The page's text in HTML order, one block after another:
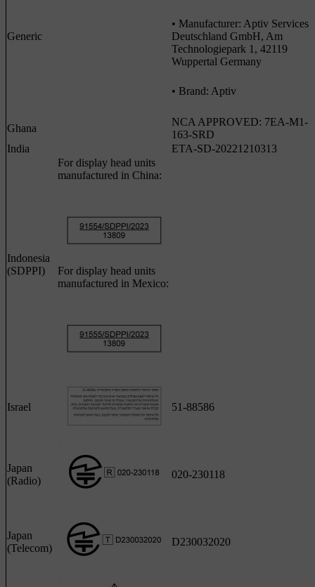
Generic
• Manufacturer: Aptiv Services
Deutschland GmbH, Am
Technologiepark 1, 42119
Wuppertal Germany
• Brand: Aptiv
Ghana
NCA APPROVED: 7EA-M1-
163-SRD
India
ETA-SD-20221210313
Indonesia
(SDPPI)
For display head units
manufactured in China:
For display head units
manufactured in Mexico:
Israel 51-88586
Japan
(Radio)
020-230118
Japan
(Telecom)
D230032020